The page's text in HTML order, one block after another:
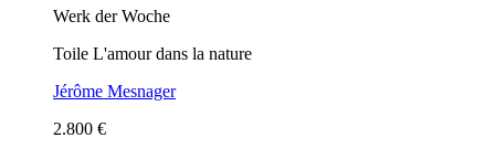
Werk der Woche
Toile L'amour dans la nature
Jérôme Mesnager
2.800 €